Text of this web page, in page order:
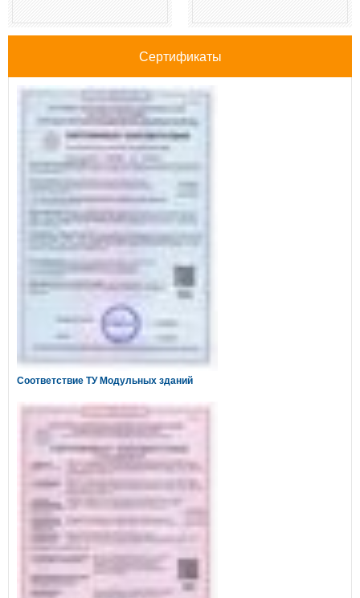
Сертификаты
Соответствие ТУ Модульных зданий